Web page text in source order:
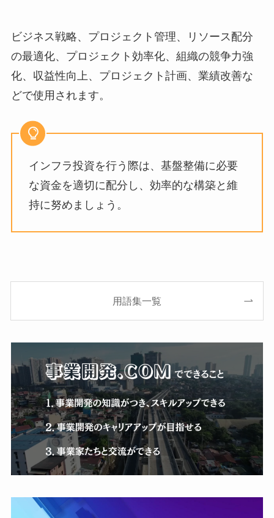
ビジネス戦略、プロジェクト管理、リソース配分
の最適化、プロジェクト効率化、組織の競争力強
化、収益性向上、プロジェクト計画、業績改善な
どで使用されます。
インフラ投資を行う際は、基盤整備に必要
な資金を適切に配分し、効率的な構築と維
持に努めましょう。
用語集一覧